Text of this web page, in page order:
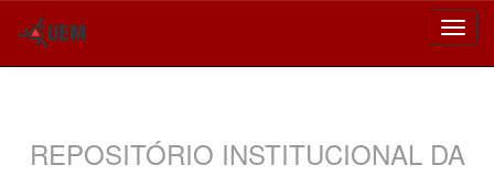
REPOSITÓRIO INSTITUCIONAL DA